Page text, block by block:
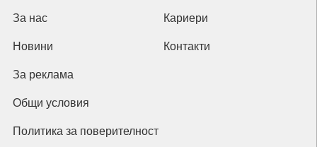
За нас Кариери
Новини Контакти
За реклама
Общи условия
Политика за поверителност